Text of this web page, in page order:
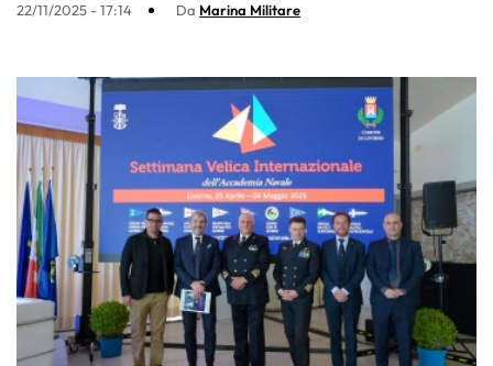
22/11/2025 - 17:14 Da Marina Militare